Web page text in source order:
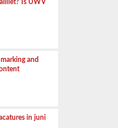
Is UWV
and
in juni